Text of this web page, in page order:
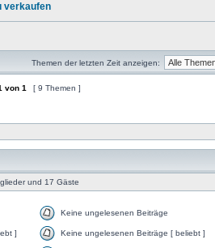
verkaufen
Themen der letzten Zeit anzeigen:
von 1 [ 9 Themen ]
und 17 Gäste
Keine ungelesenen Beiträge
] Keine ungelesenen Beiträge [ beliebt ]